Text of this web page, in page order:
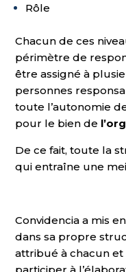
Rôle
Chacun de ces
périmètre de
être assigné à
personnes
toute l’autonomie
pour le bien de
De ce fait, toute la
qui entraîne une
Convidencia a mis
dans sa propre
attribué à chacun